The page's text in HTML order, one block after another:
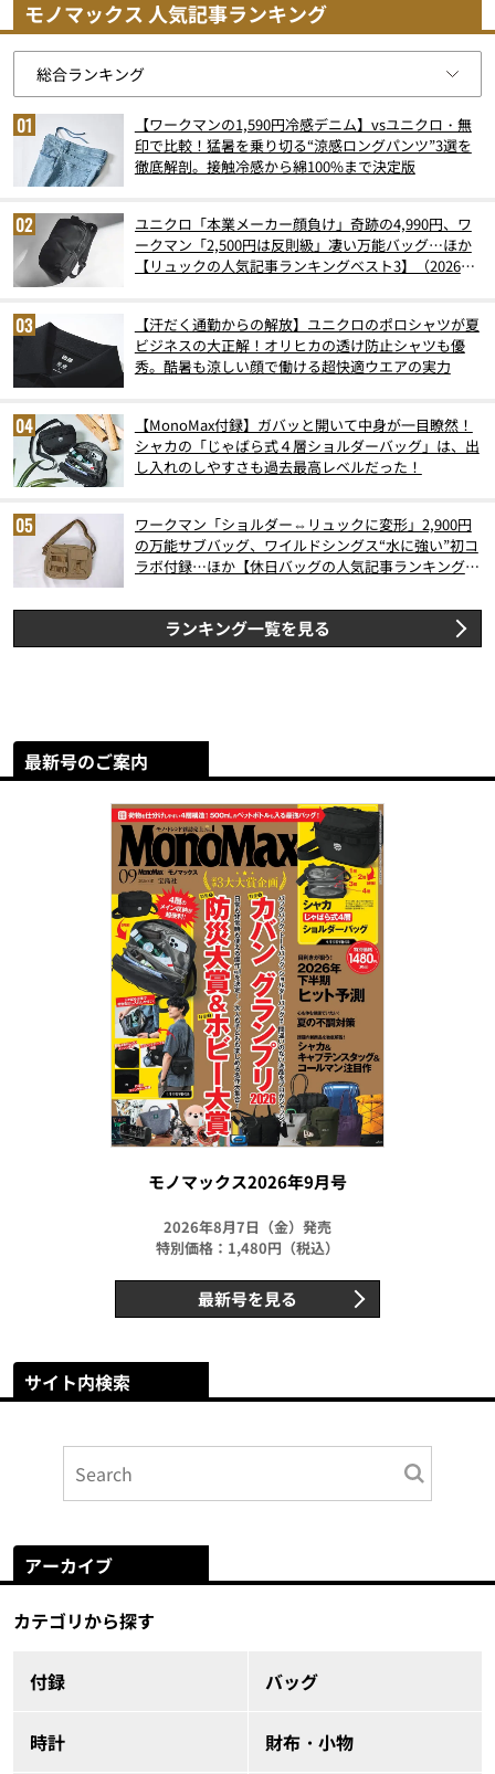
モノマックス 人気記事ランキング
【ワークマンの1,590円冷感デニム】vsユニクロ・無
印で比較！猛暑を乗り切る“涼感ロングパンツ”3選を
徹底解剖。接触冷感から綿100%まで決定版
ユニクロ「本業メーカー顔負け」奇跡の4,990円、ワ
ークマン「2,500円は反則級」凄い万能バッグ…ほか
【リュックの人気記事ランキングベスト3】（2026年
【汗だく通勤からの解放】ユニクロのポロシャツが夏
ビジネスの大正解！オリヒカの透け防止シャツも優
秀。酷暑も涼しい顔で働ける超快適ウエアの実力
【MonoMax付録】ガバッと開いて中身が一目瞭然！
シャカの「じゃばら式４層ショルダーバッグ」は、出
し入れのしやすさも過去最高レベルだった！
ワークマン「ショルダー⇔リュックに変形」2,900円
の万能サブバッグ、ワイルドシングス“水に強い”初コ
ラボ付録…ほか【休日バッグの人気記事ランキングベ
ランキング一覧を見る
最新号のご案内
モノマックス2026年9月号
2026年8月7日（金）発売
特別価格：1,480円（税込）
最新号を見る
サイト内検索
アーカイブ
カテゴリから探す
付録 バッグ
時計 財布・小物